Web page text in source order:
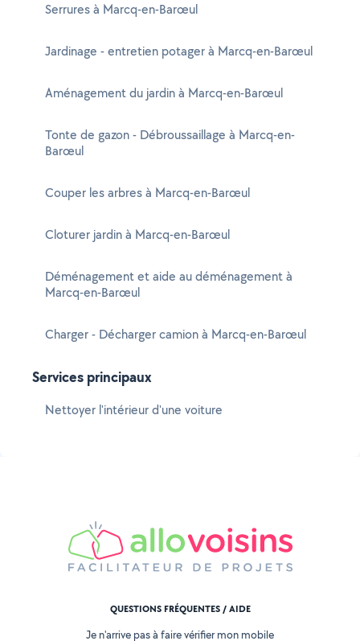
Serrures à Marcq-en-Barœul
Jardinage - entretien potager à Marcq-en-Barœul
Aménagement du jardin à Marcq-en-Barœul
Tonte de gazon - Débroussaillage à Marcq-en-
Barœul
Couper les arbres à Marcq-en-Barœul
Cloturer jardin à Marcq-en-Barœul
Déménagement et aide au déménagement à
Marcq-en-Barœul
Charger - Décharger camion à Marcq-en-Barœul
Services principaux
Nettoyer l'intérieur d'une voiture
QUESTIONS FRÉQUENTES / AIDE
Je n'arrive pas à faire vérifier mon mobile